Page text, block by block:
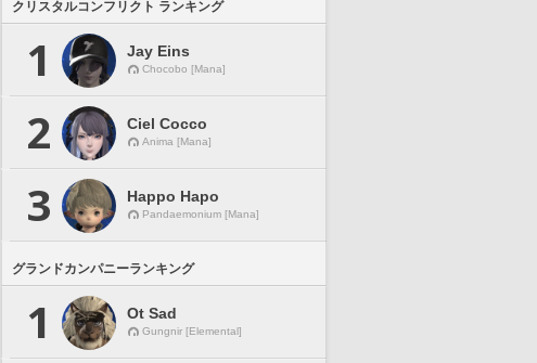
クリスタルコンフリクト ランキング
1 Jay Eins
Chocobo [Mana]
2 Ciel Cocco
Anima [Mana]
3 Happo Hapo
Pandaemonium [Mana]
グランドカンパニーランキング
1 Ot Sad
Gungnir [Elemental]